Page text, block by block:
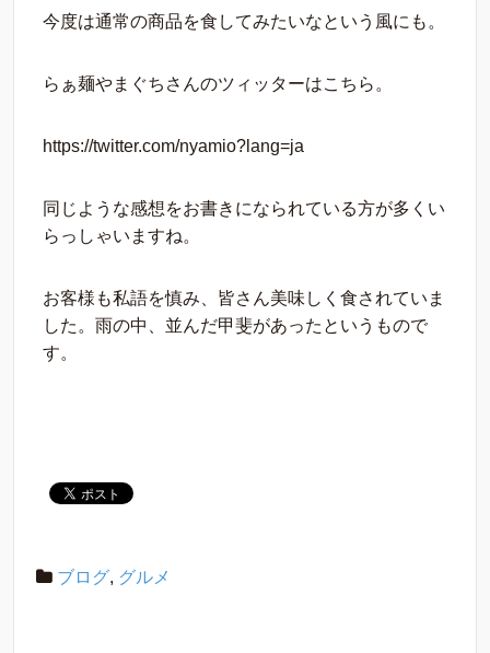
今度は通常の商品を食してみたいなという風にも。
らぁ麺やまぐちさんのツィッターはこちら。
https://twitter.com/nyamio?lang=ja
同じような感想をお書きになられている方が多くい
らっしゃいますね。
お客様も私語を慎み、皆さん美味しく食されていま
した。雨の中、並んだ甲斐があったというもので
す。
ブログ, グルメ